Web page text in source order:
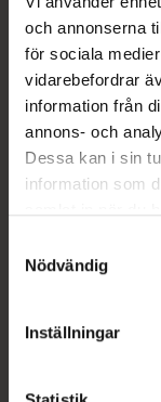
och annonserna
för sociala
vidarebefordrar
information från
annons- och
Dessa kan i sin
information som
återkalla ditt
lagligheten av
Nödvändig
Inställningar
Beskrivning
Läs
EAN: